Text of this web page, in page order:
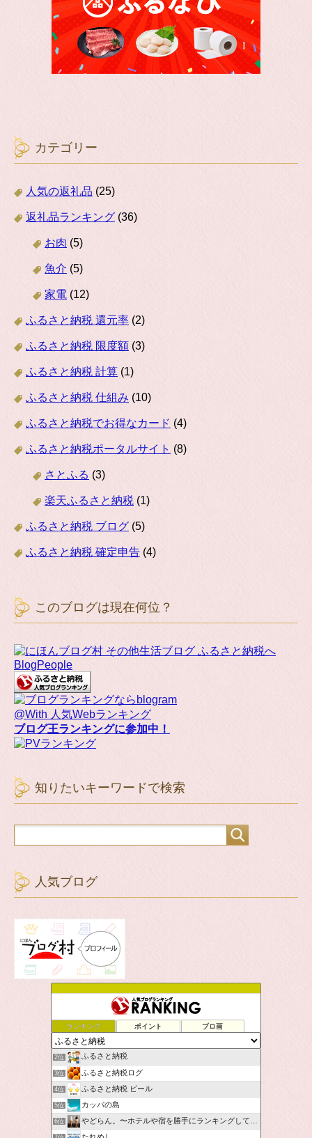
カテゴリー
人気の返礼品 (25)
返礼品ランキング (36)
お肉 (5)
魚介 (5)
家電 (12)
ふるさと納税 還元率 (2)
ふるさと納税 限度額 (3)
ふるさと納税 計算 (1)
ふるさと納税 仕組み (10)
ふるさと納税でお得なカード (4)
ふるさと納税ポータルサイト (8)
さとふる (3)
楽天ふるさと納税 (1)
ふるさと納税 ブログ (5)
ふるさと納税 確定申告 (4)
このブログは現在何位？
BlogPeople
@With 人気Webランキング
ブログ王ランキングに参加中！
知りたいキーワードで検索
人気ブログ
ランキング ポイント ブロ画
2位 ふるさと納税
3位 ふるさと納税ログ
4位 ふるさと納税 ビール
5位 カッパの島
6位 やどらん。〜ホテルや宿を勝手にランキングしてみた〜